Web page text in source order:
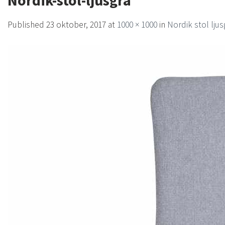
Published 23 oktober, 2017 at 1000 × 1000 in Nordik stol